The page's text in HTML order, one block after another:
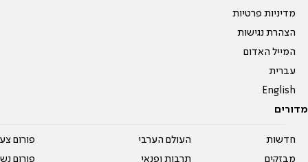
מדיניות פרטיות
הצהרת נגישות
המייל האדום
עברית
English
מדורים
חדשות
מבזקים
העולם הערבי
תרבות ופנאי
פורום
פורום